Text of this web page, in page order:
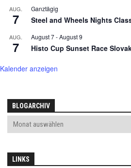
AUG.
7
Ganztägig
Steel and Wheels Nights
AUG.
7
August 7-August 9
Histo Cup Sunset Race
Kalender anzeigen
BLOGARCHIV
LINKS